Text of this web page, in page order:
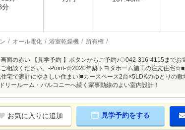
分
オール電化 浴室乾燥機 所有権
面の赤い 【見学予約 】ボタンからご予約♪◇042-316-4115まで
相談ください。-Point-☆2020年築トヨタホーム施工の注文住宅
宅で家計にやさしい住まい!■カースペース2台×5LDKのゆとりの
ールーム・バルコニーへ続く家事動線のよい室内設計！
お気に入りに追加 見学予約をする